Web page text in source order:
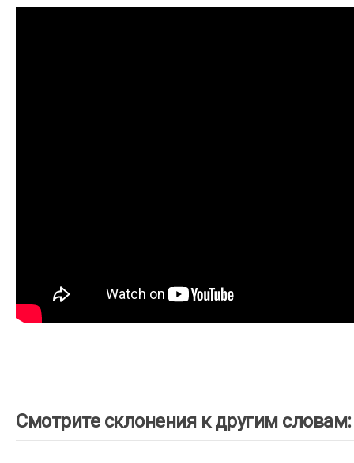
Смотрите склонения к другим словам: